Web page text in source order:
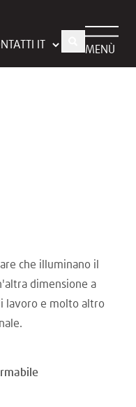
MENÙ
che illuminano il
dimensione a
lavoro e molto altro